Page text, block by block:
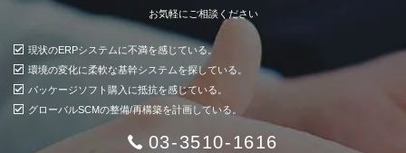
お気軽にご相談ください
現状のERPシステムに不満を感じている。
環境の変化に柔軟な基幹システムを探している。
パッケージソフト購入に抵抗を感じている。
グローバルSCMの整備/再構築を計画している。
03-3510-1616